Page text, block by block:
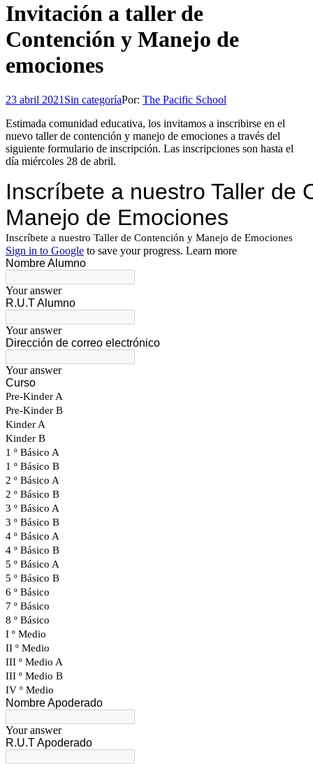
Invitación a taller de
Contención y Manejo de
emociones
23 abril 2021 Sin categoríaPor: The Pacific School
Estimada comunidad educativa, los invitamos a inscribirse en el
nuevo taller de contención y manejo de emociones a través del
siguiente formulario de inscripción. Las inscripciones son hasta el
día miércoles 28 de abril.